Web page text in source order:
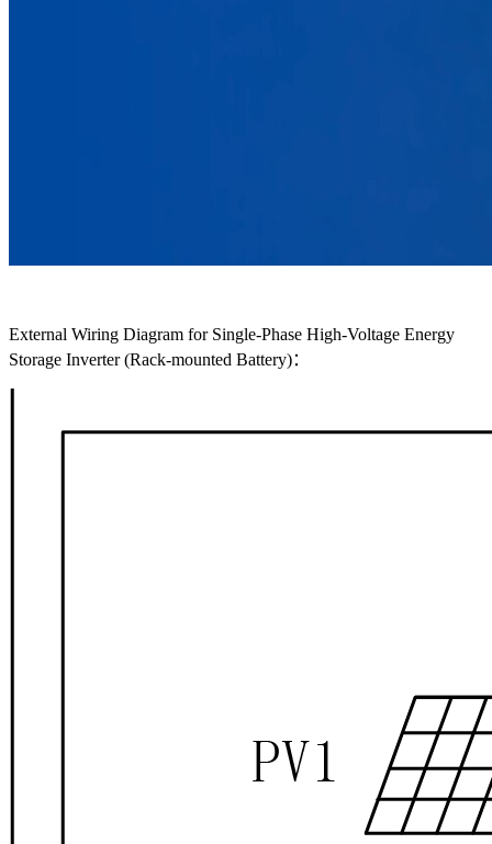
External Wiring Diagram for Single-Phase High-Voltage Energy
Storage Inverter (Rack-mounted Battery)：